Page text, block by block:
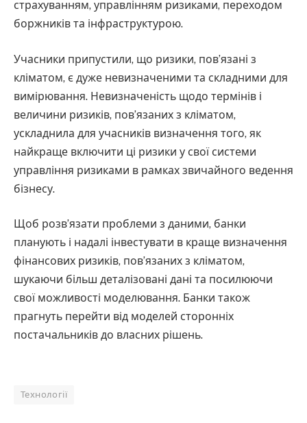
страхуванням, управлінням ризиками, переходом
боржників та інфраструктурою.
Учасники припустили, що ризики, пов’язані з
кліматом, є дуже невизначеними та складними для
вимірювання. Невизначеність щодо термінів і
величини ризиків, пов’язаних з кліматом,
ускладнила для учасників визначення того, як
найкраще включити ці ризики у свої системи
управління ризиками в рамках звичайного ведення
бізнесу.
Щоб розв’язати проблеми з даними, банки
планують і надалі інвестувати в краще визначення
фінансових ризиків, пов’язаних з кліматом,
шукаючи більш деталізовані дані та посилюючи
свої можливості моделювання. Банки також
прагнуть перейти від моделей сторонніх
постачальників до власних рішень.
Технології